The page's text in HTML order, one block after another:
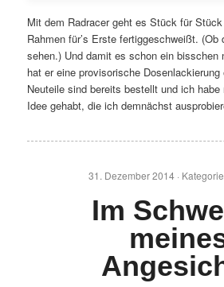
Mit dem Radracer geht es Stück für
Rahmen für’s Erste fertiggeschweißt.
sehen.) Und damit es schon ein bisschen
hat er eine provisorische
Neuteile sind bereits bestellt und ich
Idee gehabt, die ich demnächst
31. Dezember 2014 ·
Im